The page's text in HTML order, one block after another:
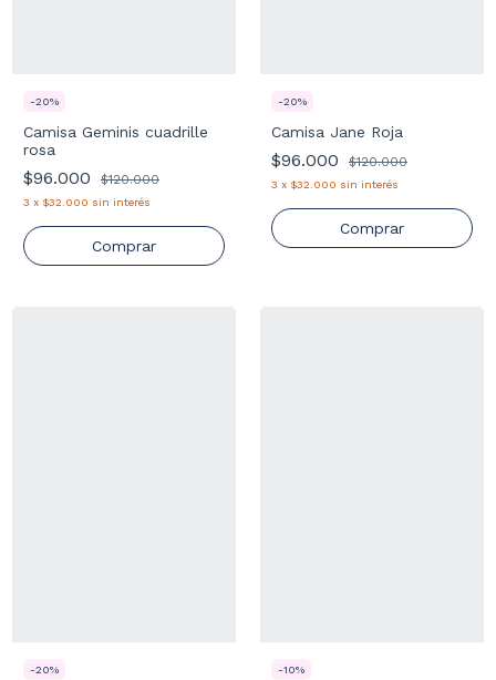
-20%
Camisa Geminis cuadrille
rosa
$96.000 $120.000
3 x $32.000 sin interés
Comprar
-20%
Camisa Jane Roja
$96.000 $120.000
3 x $32.000 sin interés
Comprar
-20% -10%